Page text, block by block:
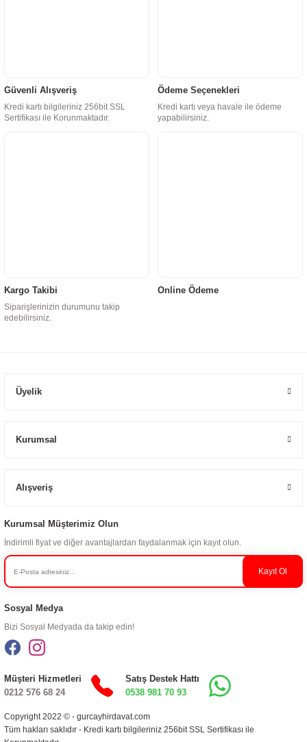
Güvenli Alışveriş
Kredi kartı bilgileriniz 256bit SSL
Sertifikası ile Korunmaktadır.
Ödeme Seçenekleri
Kredi kartı veya havale ile ödeme
yapabilirsiniz.
Kargo Takibi
Siparişlerinizin durumunu takip
edebilirsiniz.
Online Ödeme
Üyelik
Kurumsal
Alışveriş
Kurumsal Müşterimiz Olun
İndirimli fiyat ve diğer avantajlardan faydalanmak için kayıt olun.
Kayıt Ol
Sosyal Medya
Bizi Sosyal Medyada da takip edin!
Copyright 2022 © - gurcayhirdavat.com
Tüm hakları saklıdır - Kredi kartı bilgileriniz 256bit SSL Sertifikası ile
Müşteri Hizmetleri
0212 576 68 24
Satış Destek Hattı
0538 981 70 93